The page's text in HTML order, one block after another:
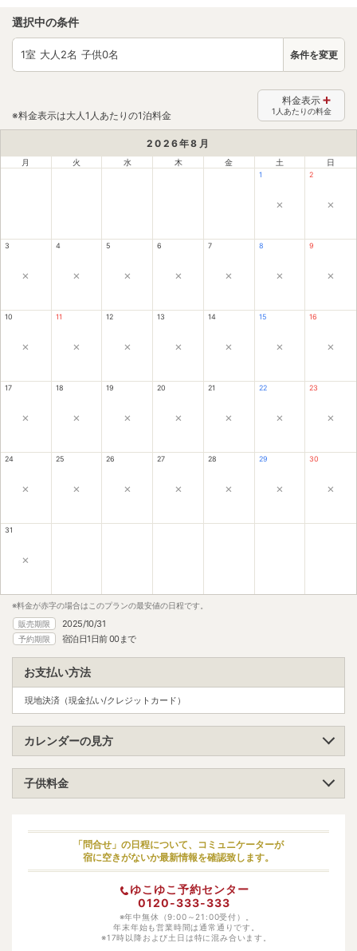
選択中の条件
1室 大人 2名 子供0名 条件を変更
※料金表示は大人1人あたりの1泊料金
料金表示
1人あたりの料金
2026年8 月
月 火 水 木 金 土 日
1
×
2
×
3
×
4
×
5
×
6
×
7
×
8
×
9
×
10
×
11
×
12
×
13
×
14
×
15
×
16
×
17
×
18
×
19
×
20
×
21
×
22
×
23
×
24
×
25
×
26
×
27
×
28
×
29
×
30
×
31
×
※料金が赤字の場合はこのプランの最安値の日程です。
販売期限
2025/10/31
予約期限 宿泊日1日前 00まで
お支払い方法
現地決済（現金払い/クレジットカード）
カレンダーの見方
子供料金
小学生（低学年） 大人料金の100%
幼児（寝具・食事あり） -
-
-
幼児（寝具・食事なし） 1100円
「問合せ」の日程について、コミュニケーターが
宿に空きがないか最新情報を確認致します。
ゆこゆこ予約センター
0120-333-333
※年中無休（9:00～21:00受付）。
年末年始も営業時間は通常通りです。
※17時以降および土日は特に混み合います。